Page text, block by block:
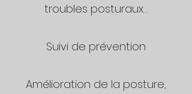
troubles posturaux…
Suivi de prévention
Amélioration de la posture,